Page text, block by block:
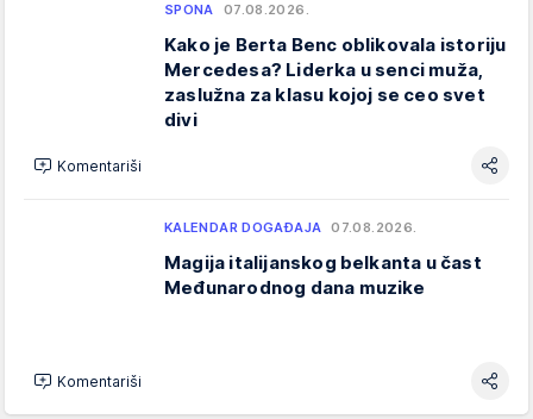
SPONA 07.08.2026.
Kako je Berta Benc oblikovala istoriju
Mercedesa? Liderka u senci muža,
zaslužna za klasu kojoj se ceo svet
divi
Komentariši
KALENDAR DOGAĐAJA 07.08.2026.
Magija italijanskog belkanta u čast
Međunarodnog dana muzike
Komentariši